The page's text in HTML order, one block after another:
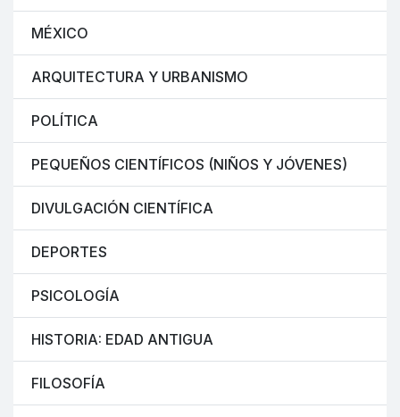
MÉXICO
ARQUITECTURA Y URBANISMO
POLÍTICA
PEQUEÑOS CIENTÍFICOS (NIÑOS Y JÓVENES)
DIVULGACIÓN CIENTÍFICA
DEPORTES
PSICOLOGÍA
HISTORIA: EDAD ANTIGUA
FILOSOFÍA